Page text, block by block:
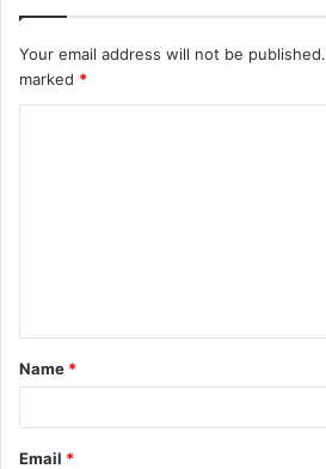
Your email address will not be published.
marked *
Name *
Email *